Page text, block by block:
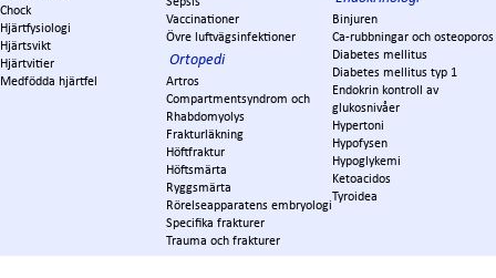
Chock
Hjärtfysiologi
Hjärtsvikt
Hjärtvitier
Medfödda hjärtfel
Vaccinationer
Övre luftvägsinfektioner
Ortopedi
Artros
Compartmentsyndrom och
Rhabdomyolys
Frakturläkning
Höftfraktur
Höftsmärta
Ryggsmärta
Rörelseapparatens embryologi
Specifika frakturer
Trauma och frakturer
Binjuren
Ca-rubbningar och osteoporos
Diabetes mellitus
Diabetes mellitus typ 1
Endokrin kontroll av
glukosnivåer
Hypertoni
Hypofysen
Hypoglykemi
Ketoacidos
Tyroidea